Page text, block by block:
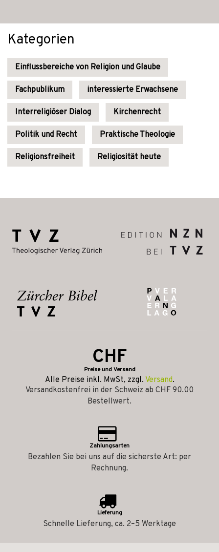
Kategorien
Einflussbereiche von Religion und Glaube
Fachpublikum interessierte Erwachsene
Interreligiöser Dialog Kirchenrecht
Politik und Recht Praktische Theologie
Religionsfreiheit Religiosität heute
CHF
Preise und Versand
Alle Preise inkl. MwSt, zzgl. Versand.
Versandkostenfrei in der Schweiz ab CHF 90.00
Bestellwert.
Zahlungsarten
Bezahlen Sie bei uns auf die sicherste Art: per
Rechnung.
Lieferung
Schnelle Lieferung, ca. 2–5 Werktage